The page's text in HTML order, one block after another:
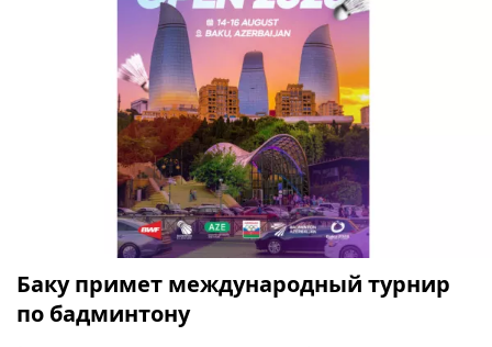
Баку примет международный турнир
по бадминтону